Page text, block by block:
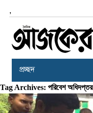
,
প্রচ্ছদ
Tag Archives: পরিবেশ অধিদপ্তর